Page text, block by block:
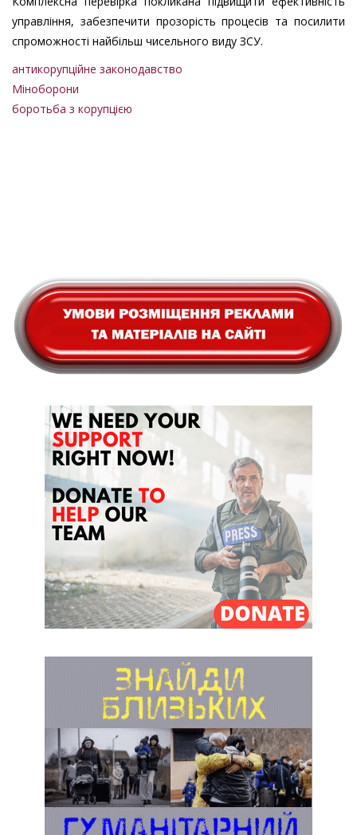
управління, забезпечити прозорість процесів та посилити
спроможності найбільш чисельного виду ЗСУ.
антикорупційне законодавство
Міноборони
боротьба з корупцією